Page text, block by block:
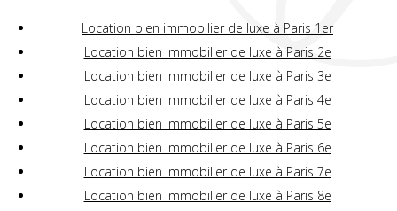
Location bien immobilier de luxe à Paris 1er
Location bien immobilier de luxe à Paris 2e
Location bien immobilier de luxe à Paris 3e
Location bien immobilier de luxe à Paris 4e
Location bien immobilier de luxe à Paris 5e
Location bien immobilier de luxe à Paris 6e
Location bien immobilier de luxe à Paris 7e
Location bien immobilier de luxe à Paris 8e